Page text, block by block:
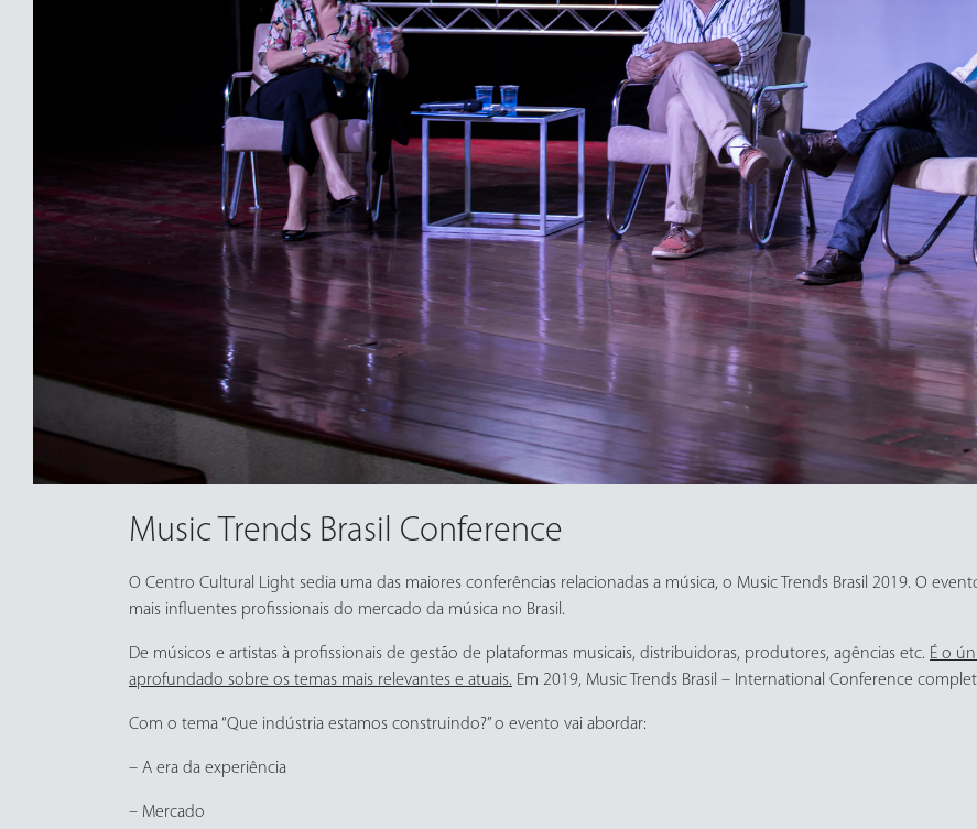
Music Trends Brasil Conference
O Centro Cultural Light sedia uma das maiores conferências relacionadas a música, o Music Trends Brasil 2019. O
mais influentes profissionais do mercado da música no Brasil.
De músicos e artistas à profissionais de gestão de plataformas musicais, distribuidoras, produtores, agências etc. É o
aprofundado sobre os temas mais relevantes e atuais. Em 2019, Music Trends Brasil – International Conference
Com o tema “Que indústria estamos construindo?” o evento vai abordar:
– A era da experiência
– Mercado